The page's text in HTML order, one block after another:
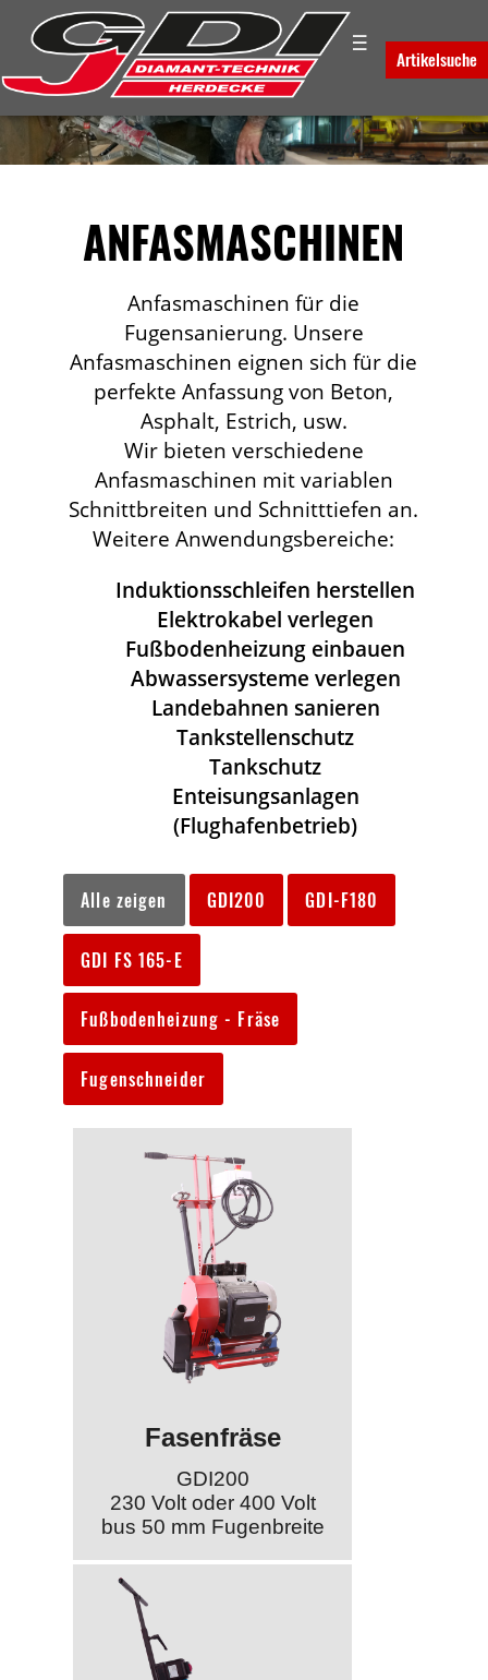
☰
Artikelsuche
ANFASMASCHINEN
Anfasmaschinen für die
Fugensanierung. Unsere
Anfasmaschinen eignen sich für die
perfekte Anfassung von Beton,
Asphalt, Estrich, usw.
Wir bieten verschiedene
Anfasmaschinen mit variablen
Schnittbreiten und Schnitttiefen an.
Weitere Anwendungsbereiche:
Induktionsschleifen herstellen
Elektrokabel verlegen
Fußbodenheizung einbauen
Abwassersysteme verlegen
Landebahnen sanieren
Tankstellenschutz
Tankschutz
Enteisungsanlagen
(Flughafenbetrieb)
Alle zeigen GDI200 GDI-F180
GDI FS 165-E
Fußbodenheizung - Fräse
Fugenschneider
Fasenfräse
GDI200
230 Volt oder 400 Volt
bus 50 mm Fugenbreite